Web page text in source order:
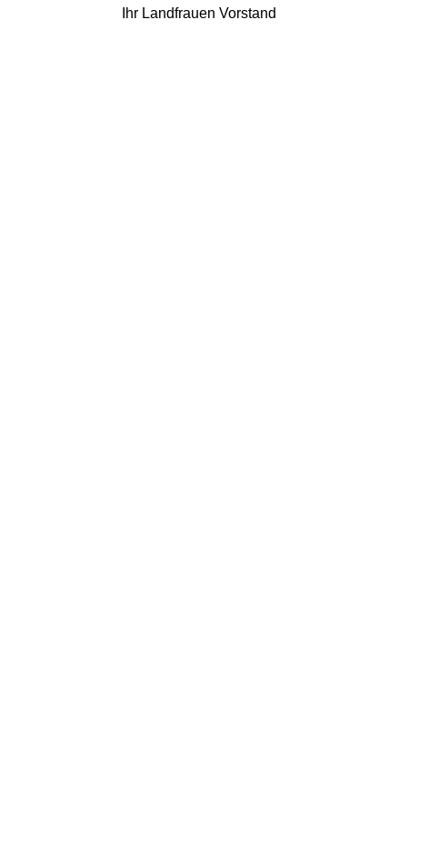
Ihr Landfrauen Vorstand